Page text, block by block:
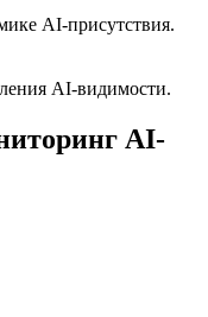
AI-присутствия.
AI-видимости.
AI-